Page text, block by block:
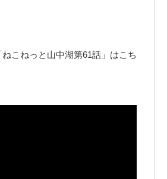
こねっと山中湖第61話」はこち